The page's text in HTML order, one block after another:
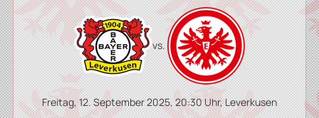
vs.
Freitag, 12. September 2025, 20:30 Uhr, Leverkusen